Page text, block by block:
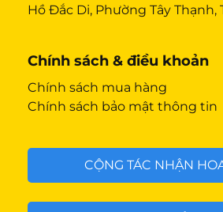
Hồ Đắc Di, Phường Tây Thạnh,
Chính sách & điều khoản
Chính sách mua hàng
Chính sách bảo mật thông tin
CỘNG TÁC NHẬN